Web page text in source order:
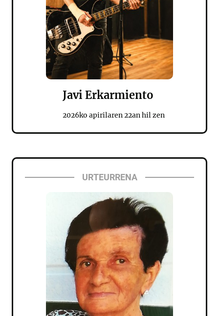
Javi Erkarmiento
2026ko apirilaren 22an hil zen
URTEURRENA